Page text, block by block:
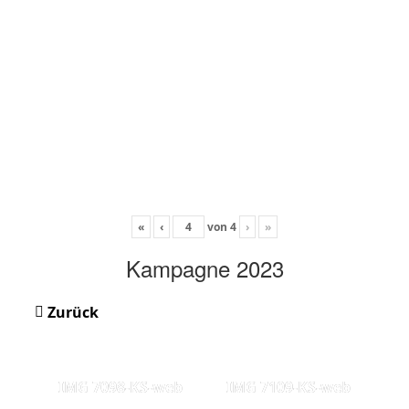
« ‹ von 4 › »
Kampagne 2023
Zurück
IMG 7098-KS-web IMG 7109-KS-web